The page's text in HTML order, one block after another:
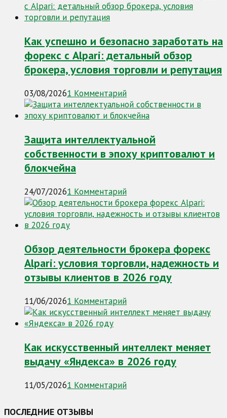
Как успешно и безопасно заработать на
форекс с Alpari: детальный обзор
брокера, условия торговли и репутация
03/08/20261 Комментарий
Защита интеллектуальной
собственности в эпоху криптовалют и
блокчейна
24/07/20261 Комментарий
Обзор деятельности брокера форекс
Alpari: условия торговли, надежность и
отзывы клиентов в 2026 году
11/06/20261 Комментарий
Как искусственный интеллект меняет
выдачу «Яндекса» в 2026 году
11/05/20261 Комментарий
ПОСЛЕДНИЕ ОТЗЫВЫ